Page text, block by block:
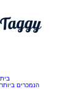
בית
הנמכרים ביותר